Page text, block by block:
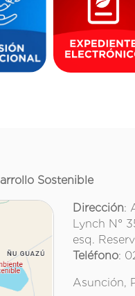
Sostenible
Dirección:
Lynch N°
esq.
Teléfono:
Asunción,